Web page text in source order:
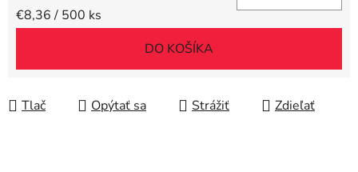
Jednotková cena:
€8,36 / 500 ks
DO KOŠÍKA
Tlač Opýtať sa Strážiť Zdieľať